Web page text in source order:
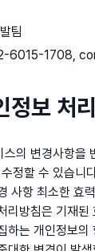
팀
6015-1708,
정보 처
의 변경사항을
정할 수 있습니
사항 최소한 효
리방침은 기재
는 개인정보의